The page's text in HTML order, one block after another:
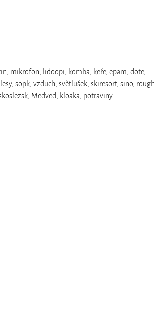
mikrofon lidoopi komba keře, epam dote,
lesy, sopk, vzduch světlušek, skiresort, sino, rough
, Medved kloaka potraviny